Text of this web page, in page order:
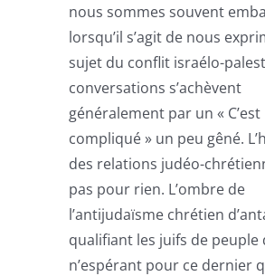
nous sommes souvent
lorsqu’il s’agit de nous
sujet du conflit israélo-
conversations s’achèvent
généralement par un « C’est
compliqué » un peu gêné.
des relations judéo-
pas pour rien. L’ombre de
l’antijudaïsme chrétien
qualifiant les juifs de peuple
n’espérant pour ce dernier